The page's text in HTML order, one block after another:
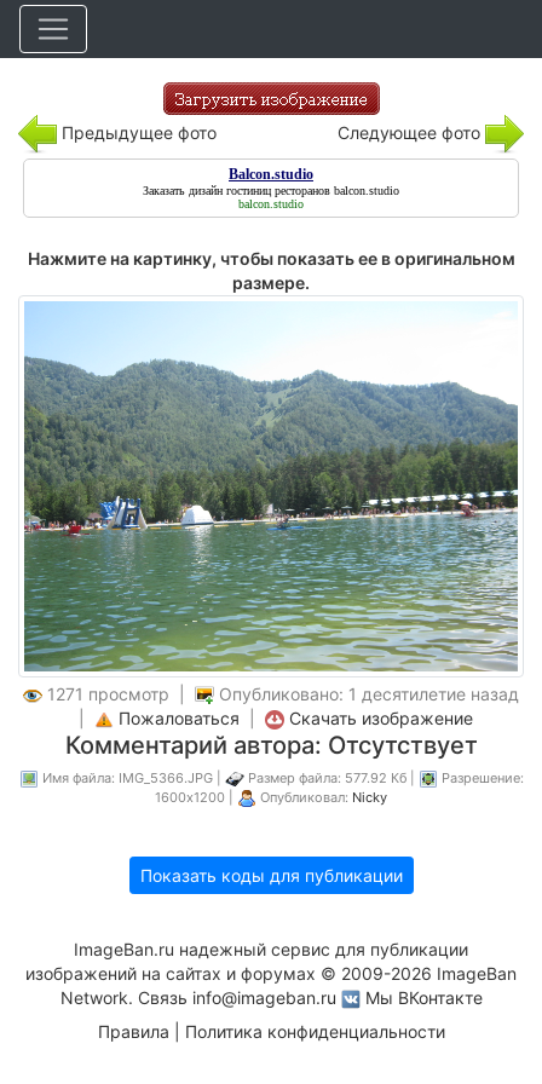
Предыдущее фото Следующее фото
Balcon.studio
Заказать дизайн гостиниц ресторанов balcon.studio
balcon.studio
Нажмите на картинку, чтобы показать ее в оригинальном
размере.
1271 просмотр |
Опубликовано: 1 десятилетие назад
Пожаловаться Скачать изображение
Комментарий автора: Отсутствует
Имя файла: IMG_5366.JPG | Размер файла: 577.92 Кб |
Разрешение:
1600x1200 |
Опубликовал: Nicky
Показать коды для публикации
ImageBan.ru надежный сервис для публикации
изображений на сайтах и форумах © 2009-2026 ImageBan
Network. Связь info@imageban.ru
Мы ВКонтакте
Правила
Политика конфиденциальности